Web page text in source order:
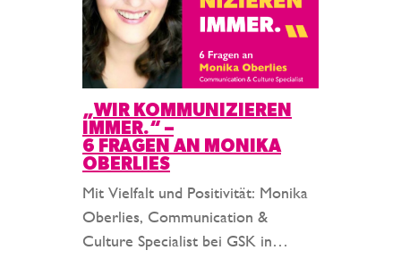
„WIR KOMMUNIZIEREN
IMMER.“ –
6 FRAGEN AN MONIKA
OBERLIES
Mit Vielfalt und Positivität: Monika
Oberlies, Communication &
Culture Specialist bei GSK in…